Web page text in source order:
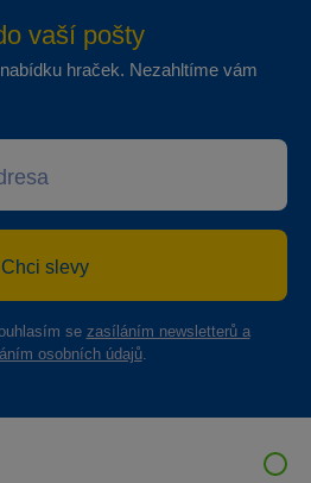
vaší pošty
hraček. Nezahltíme vám
Chci slevy
se zasíláním newsletterů a
osobních údajů.